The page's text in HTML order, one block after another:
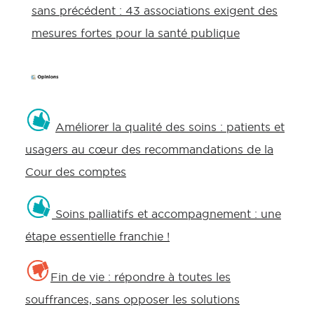
sans précédent : 43 associations exigent des
mesures fortes pour la santé publique
Améliorer la qualité des soins : patients et
usagers au cœur des recommandations de la
Cour des comptes
Soins palliatifs et accompagnement : une
étape essentielle franchie !
Fin de vie : répondre à toutes les
souffrances, sans opposer les solutions